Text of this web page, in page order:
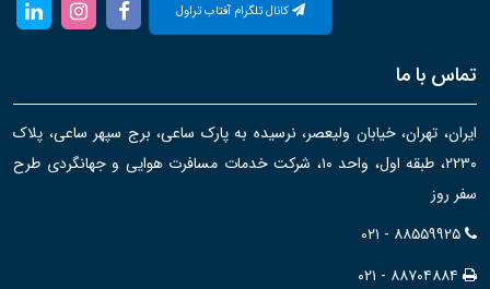
کانال تلگرام آفتاب تراول
تماس با ما
ایران، تهران، خیابان ولیعصر، نرسیده به پارک ساعی، برج سپهر ساعی، پلاک
۲۲۳۰، طبقه اول، واحد ۱۰، شرکت خدمات مسافرت هوایی و جهانگردی طرح
سفر روز
۰۲۱ - ۸۸۵۵۹۹۲۵
۰۲۱ - ۸۸۷۰۴۸۸۴